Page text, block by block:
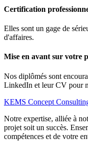
Certification
Elles sont un gage de
d'affaires.
Mise en avant sur votre
Nos diplômés sont
LinkedIn et leur CV pour
KEMS Concept
Notre expertise, alliée à
projet soit un succès.
compétences et de votre